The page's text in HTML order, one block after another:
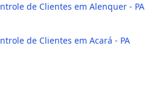
de Clientes em Alenquer - PA
de Clientes em Acará - PA